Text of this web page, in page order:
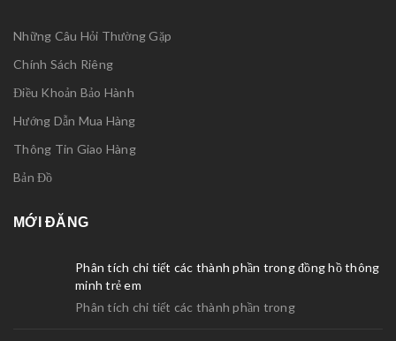
Những Câu Hỏi Thường Gặp
Chính Sách Riêng
Điều Khoản Bảo Hành
Hướng Dẫn Mua Hàng
Thông Tin Giao Hàng
Bản Đồ
MỚI ĐĂNG
Phân tích chi tiết các thành phần trong đồng hồ thông
minh trẻ em
Phân tích chi tiết các thành phần trong